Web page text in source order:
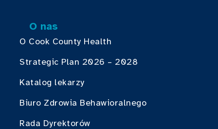
O nas
O Cook County Health
Strategic Plan 2026 – 2028
Katalog lekarzy
Biuro Zdrowia Behawioralnego
Rada Dyrektorów